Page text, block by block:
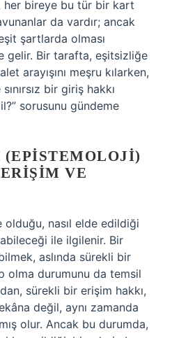
her bireye bu tür bir kart
da vardır; ancak
şartlarda olması
gelir. Bir tarafta, eşitsizliğe
arayışını meşru kılarken,
bir giriş hakkı
sorusunu gündeme
VE
olduğu, nasıl elde edildiği
ile ilgilenir. Bir
aslında sürekli bir
olma durumunu da temsil
sürekli bir erişim hakkı,
değil, aynı zamanda
olur. Ancak bu durumda,